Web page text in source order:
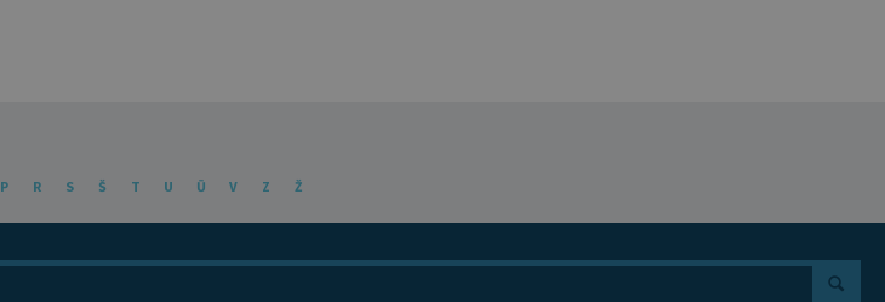
P R S Š T U Ū V Z Ž